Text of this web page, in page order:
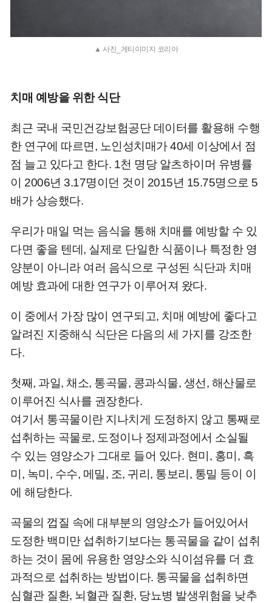
▲ 사진_게티이미지 코리아
치매 예방을 위한 식단
최근 국내 국민건강보험공단 데이터를 활용해 수행
한 연구에 따르면, 노인성치매가 40세 이상에서 점
점 늘고 있다고 한다. 1천 명당 알츠하이머 유병률
이 2006년 3.17명이던 것이 2015년 15.75명으로 5
배가 상승했다.
우리가 매일 먹는 음식을 통해 치매를 예방할 수 있
다면 좋을 텐데, 실제로 단일한 식품이나 특정한 영
양분이 아니라 여러 음식으로 구성된 식단과 치매
예방 효과에 대한 연구가 이루어져 왔다.
이 중에서 가장 많이 연구되고, 치매 예방에 좋다고
알려진 지중해식 식단은 다음의 세 가지를 강조한
다.
첫째, 과일, 채소, 통곡물, 콩과식물, 생선, 해산물로
이루어진 식사를 권장한다.
여기서 통곡물이란 지나치게 도정하지 않고 통째로
섭취하는 곡물로, 도정이나 정제과정에서 소실될
수 있는 영양소가 그대로 들어 있다. 현미, 홍미, 흑
미, 녹미, 수수, 메밀, 조, 귀리, 통보리, 통밀 등이 이
에 해당한다.
곡물의 껍질 속에 대부분의 영양소가 들어있어서
도정한 백미만 섭취하기보다는 통곡물을 같이 섭취
하는 것이 몸에 유용한 영양소와 식이섬유를 더 효
과적으로 섭취하는 방법이다. 통곡물을 섭취하면
심혈관 질환, 뇌혈관 질환, 당뇨병 발생위험을 낮추